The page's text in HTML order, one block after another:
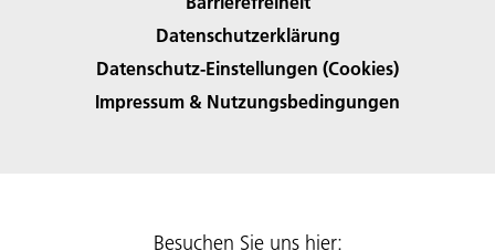
Datenschutzerklärung
Datenschutz-Einstellungen (Cookies)
Impressum & Nutzungsbedingungen
Besuchen Sie uns hier: